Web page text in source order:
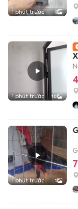
1 phút trước 1
1 phút trước 10
1 phút trước 1